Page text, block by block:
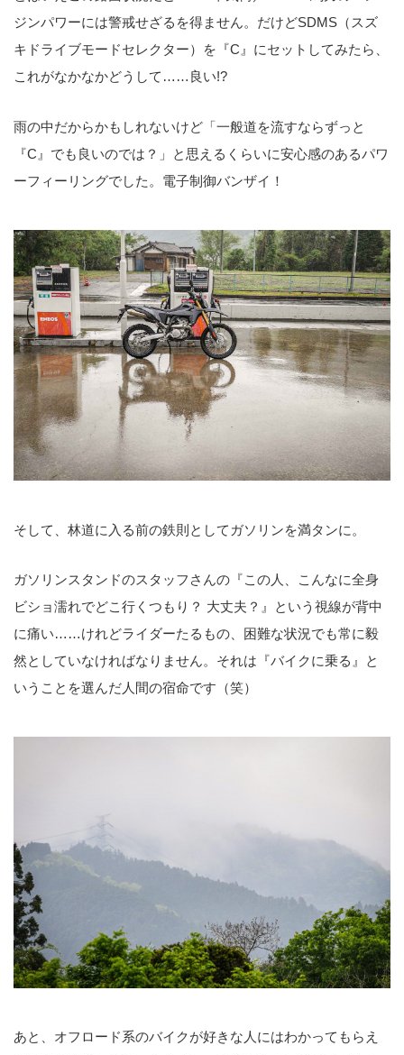
ジンパワーには警戒せざるを得ません。だけどSDMS（スズ
キドライブモードセレクター）を『C』にセットしてみたら、
これがなかなかどうして……良い!?
雨の中だからかもしれないけど「一般道を流すならずっと
『C』でも良いのでは？」と思えるくらいに安心感のあるパワ
ーフィーリングでした。電子制御バンザイ！
そして、林道に入る前の鉄則としてガソリンを満タンに。
ガソリンスタンドのスタッフさんの『この人、こんなに全身
ビショ濡れでどこ行くつもり？ 大丈夫？』という視線が背中
に痛い……けれどライダーたるもの、困難な状況でも常に毅
然としていなければなりません。それは『バイクに乗る』と
いうことを選んだ人間の宿命です（笑）
あと、オフロード系のバイクが好きな人にはわかってもらえ